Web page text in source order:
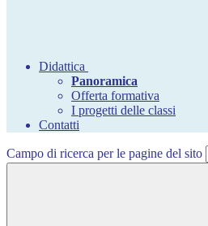
Didattica
Panoramica
Offerta formativa
I progetti delle classi
Contatti
Campo di ricerca per le pagine del sito